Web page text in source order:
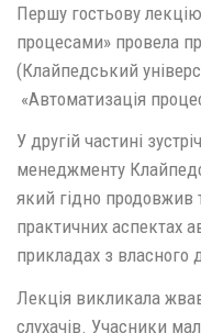
Першу гостьову
процесами» провела
(Клайпедський
«Автоматизація
У другій частині
менеджменту
який гідно
практичних аспектах
прикладах з власного
Лекція викликала
слухачів. Учасники